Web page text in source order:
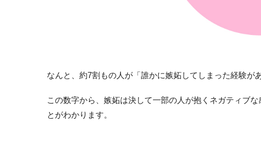
なんと、約7割もの人が「誰かに嫉妬してしまった経験が
この数字から、嫉妬は決して一部の人が抱くネガティブ
とがわかります。